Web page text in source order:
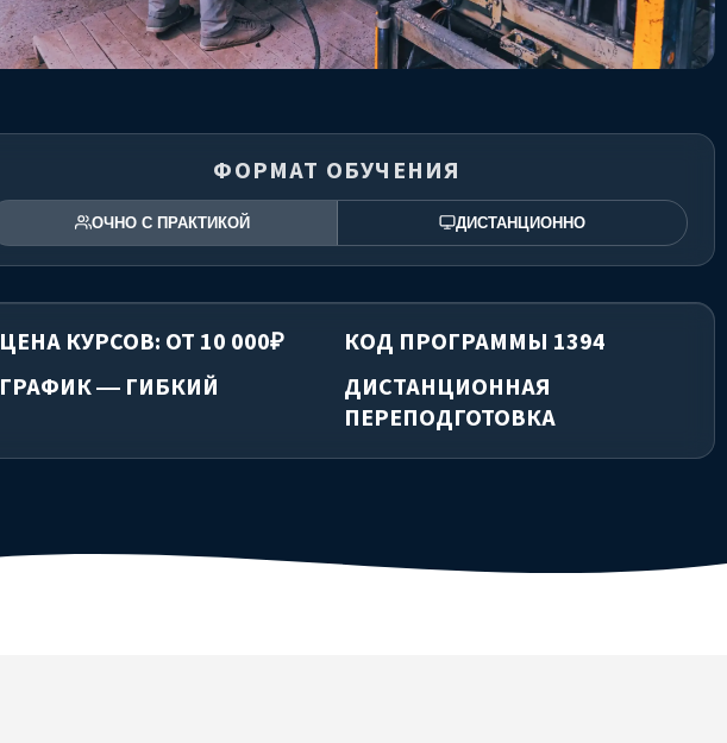
ФОРМАТ ОБУЧЕНИЯ
ОЧНО С ПРАКТИКОЙ ДИСТАНЦИОННО
ЦЕНА КУРСОВ: ОТ 10 000₽
КОД ПРОГРАММЫ 1394
ГРАФИК — ГИБКИЙ
ДИСТАНЦИОННАЯ
ПЕРЕПОДГОТОВКА